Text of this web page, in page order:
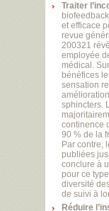
Traiter
et efficace
revue
200321
employée
médical.
bénéfices
sensation
sphincters.
continence
90 % de la
Par contre,
publiées
conclure à
pour ce
diversité
de suivi à
Réduire